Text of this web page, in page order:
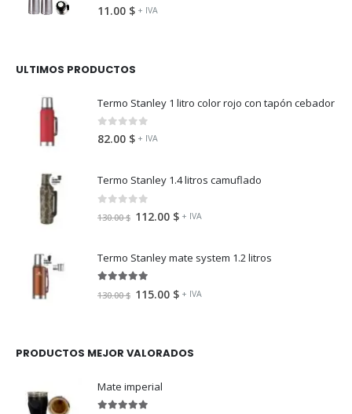
0 fuera de 5
11.00 $ + IVA
ULTIMOS PRODUCTOS
Termo Stanley 1 litro color rojo con tapón cebador
0 fuera de 5
82.00 $ + IVA
Termo Stanley 1.4 litros camuflado
130.00$ 112.00 $ + IVA
Termo Stanley mate system 1.2 litros
fuera de 5
130.00$ 115.00 $ + IVA
PRODUCTOS MEJOR VALORADOS
Mate imperial